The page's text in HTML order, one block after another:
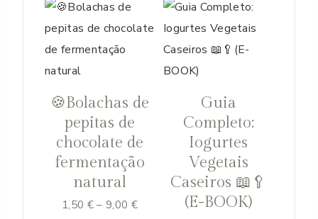
🍪Bolachas de
pepitas de
chocolate de
fermentação
natural
1,50 € – 9,00 €Price
Guia
Completo:
Iogurtes
Vegetais
Caseiros 📖🥄
(E-BOOK)